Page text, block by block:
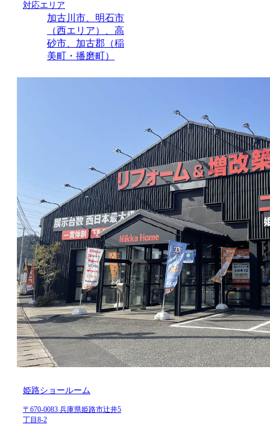
対応エリア
加古川市、明石市
（西エリア）、高
砂市、加古郡（稲
美町・播磨町）
姫路ショールーム
〒670-0083 兵庫県姫路市辻井5
丁目8-2